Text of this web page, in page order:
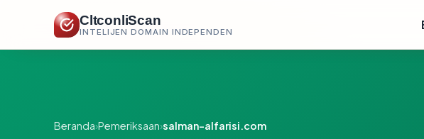
CltconliScan
INTELIJEN DOMAIN INDEPENDEN
Beranda›Pemeriksaan›salman-alfarisi.com